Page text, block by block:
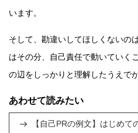
います。
そして、勘違いしてほしくないの
はその分、自己責任で動いていく
の辺をしっかりと理解したうえで
あわせて読みたい
【自己PRの例文】はじめ